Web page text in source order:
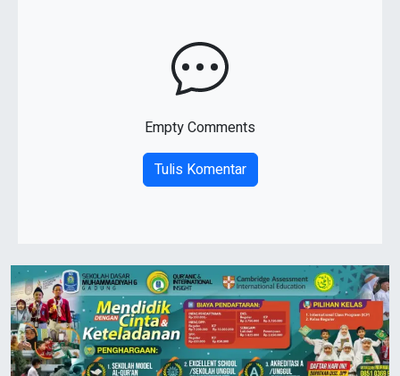
Empty Comments
Tulis Komentar